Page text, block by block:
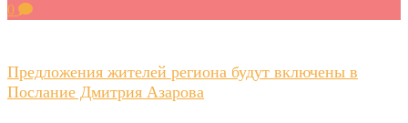
0
Предложения жителей региона будут включены в
Послание Дмитрия Азарова